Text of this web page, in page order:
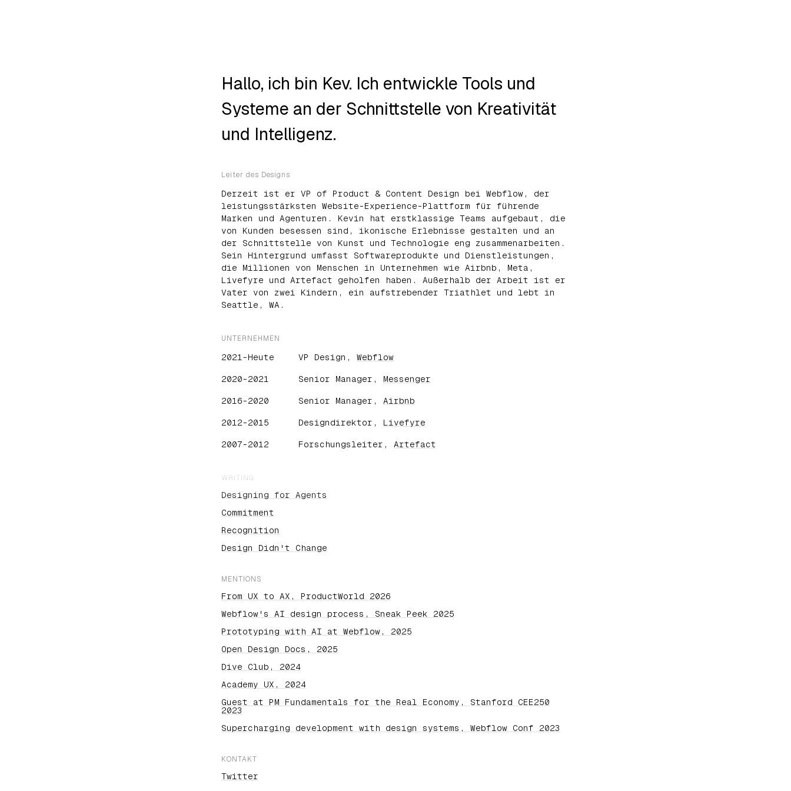
Hallo, ich bin Kev. Ich entwickle Tools und
Systeme an der Schnittstelle von Kreativität
und Intelligenz.
Leiter des Designs
Derzeit ist er VP of Product & Content Design bei Webflow, der
leistungsstärksten Website-Experience-Plattform für führende
Marken und Agenturen. Kevin hat erstklassige Teams aufgebaut, die
von Kunden besessen sind, ikonische Erlebnisse gestalten und an
der Schnittstelle von Kunst und Technologie eng zusammenarbeiten.
Sein Hintergrund umfasst Softwareprodukte und Dienstleistungen,
die Millionen von Menschen in Unternehmen wie Airbnb, Meta,
Livefyre und Artefact geholfen haben. Außerhalb der Arbeit ist er
Vater von zwei Kindern, ein aufstrebender Triathlet und lebt in
Seattle, WA.
UNTERNEHMEN
2021-Heute VP Design, Webflow
2020-2021 Senior Manager, Messenger
2016-2020 Senior Manager, Airbnb
2012-2015 Designdirektor, Livefyre
2007-2012 Forschungsleiter, Artefact
WRITING
Designing for Agents
Commitment
Recognition
Design Didn't Change
MENTIONS
From UX to AX, ProductWorld 2026
Webflow's AI design process, Sneak Peek 2025
Prototyping with AI at Webflow, 2025
Open Design Docs, 2025
Dive Club, 2024
Academy UX, 2024
Guest at PM Fundamentals for the Real Economy, Stanford CEE250
2023
Supercharging development with design systems, Webflow Conf 2023
KONTAKT
Twitter